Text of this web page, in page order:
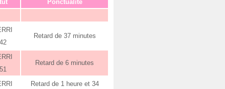
Ponctualité
Retard de 37 minutes
Retard de 6 minutes
Retard de 1 heure et 34